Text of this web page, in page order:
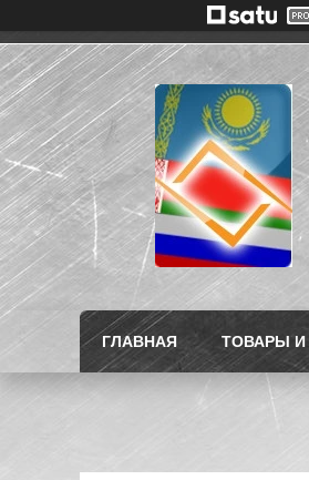
ГЛАВНАЯ ТОВАРЫ И